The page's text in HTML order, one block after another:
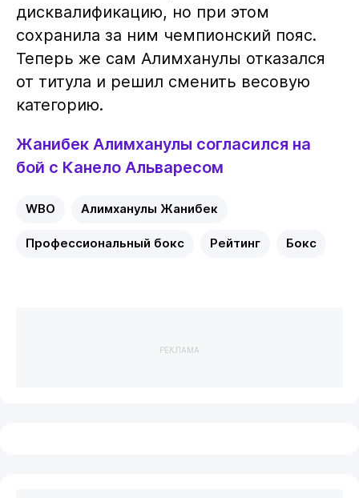
дисквалификацию, но при этом
сохранила за ним чемпионский пояс.
Теперь же сам Алимханулы отказался
от титула и решил сменить весовую
категорию.
Жанибек Алимханулы согласился на
бой с Канело Альваресом
WBO Алимханулы Жанибек
Профессиональный бокс Рейтинг Бокс
РЕКЛАМА